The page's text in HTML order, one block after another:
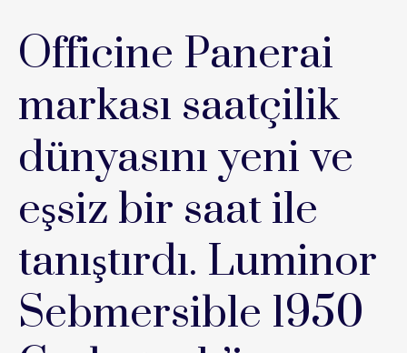
Officine Panerai
markası saatçilik
dünyasını yeni ve
eşsiz bir saat ile
tanıştırdı. Luminor
Sebmersible 1950